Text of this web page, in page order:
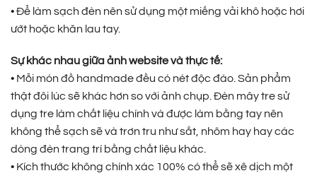
• Để làm sạch đèn nên sử dụng một miếng vải khô hoặc hơi
ướt hoặc khăn lau tay.
Sự khác nhau giữa ảnh website và thực tế:
• Mỗi món đồ handmade đều có nét độc đáo. Sản phẩm
thật đôi lúc sẽ khác hơn so với ảnh chụp. Đèn mây tre sử
dụng tre làm chất liệu chính và được làm bằng tay nên
không thể sạch sẽ và trơn tru như sắt, nhôm hay hay các
dòng đèn trang trí bằng chất liệu khác.
• Kích thước không chính xác 100% có thể sẽ xê dịch một